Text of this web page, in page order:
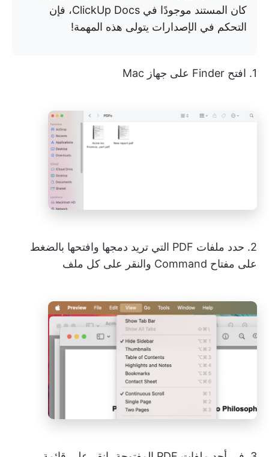
كان المستند موجودًا في ClickUp Docs، فإن
التحكم في الإصدارات يتولى هذه المهمة!
1. افتح Finder على جهاز Mac
2. حدد ملفات PDF التي تريد دمجها وافتحها بالضغط
على مفتاح Command والنقر على كل ملف